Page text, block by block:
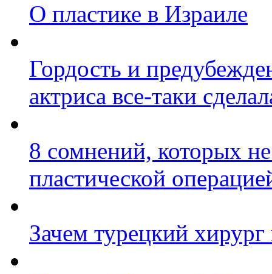
О пластике в Израиле
Гордость и
актриса все-таки
8 сомнений, которых
пластической
Зачем турецкий хирург